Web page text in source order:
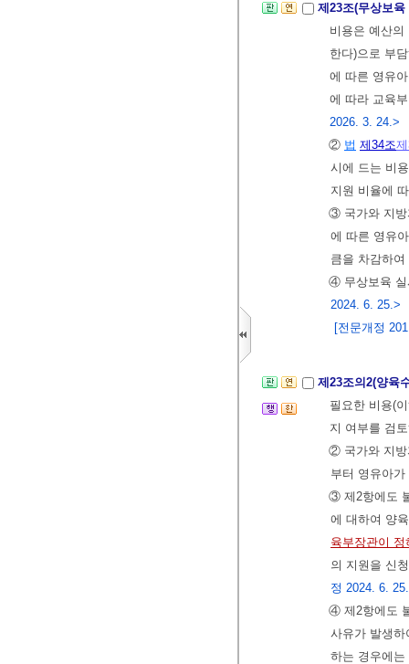
제23조(무상보
비용은 예산
한다)으로 부
에 따른 영유
에 따라 교육
2026. 3. 24.>
② 법 제34조
시에 드는 비
지원 비율에
③ 국가와 지
에 따른 영유
큼을 차감하
④ 무상보육 실
2024. 6. 25.>
[전문개정
제23조의2(양육
필요한 비용(
지 여부를 검
② 국가와 지방
부터 영유아
③ 제2항에도
에 대하여 양
육부장관이
의 지원을 신
정 2024. 6.
④ 제2항에도
사유가 발생
하는 경우에